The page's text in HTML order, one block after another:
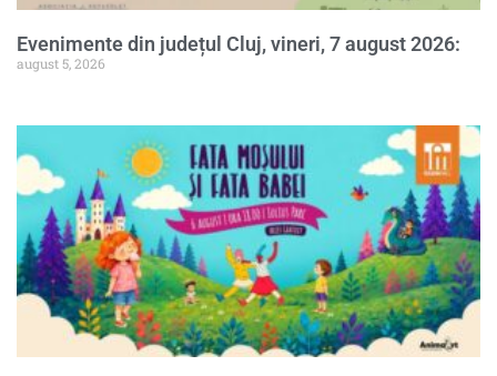
Evenimente din județul Cluj, vineri, 7 august 2026:
august 5, 2026